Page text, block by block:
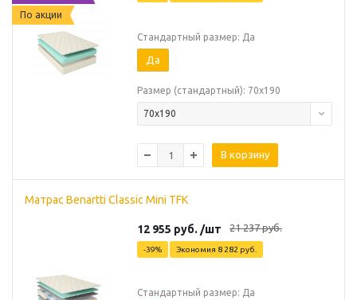
По акции
Стандартный размер: Да
Да
Размер (стандартный): 70х190
70х190
В корзину
Матрас Benartti Classic Mini TFK
12 955 руб. /шт 21 237руб.
-39% Экономия 8 282 руб.
Стандартный размер: Да